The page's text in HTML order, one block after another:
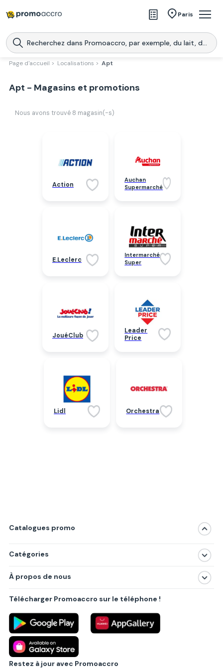
Paris
Magasins
Produits
Promoaccro
Page d'accueil > Localisations > Apt
Apt - Magasins et promotions
Nous avons trouvé 8 magasin(-s)
Action
Auchan
Supermarché
E.Leclerc
Intermarché
Super
JouéClub
Leader
Price
Lidl Orchestra
Catalogues promo
Catégories
Produits
Villes principales
À propos de nous
Politique de confidentialité
Règlements
Partenariat B2B
Blog
Contact
Télécharger Promoaccro sur le téléphone !
Restez à jour avec Promoaccro